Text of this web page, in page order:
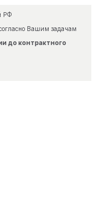
РФ
Вашим задачам
до контрактного